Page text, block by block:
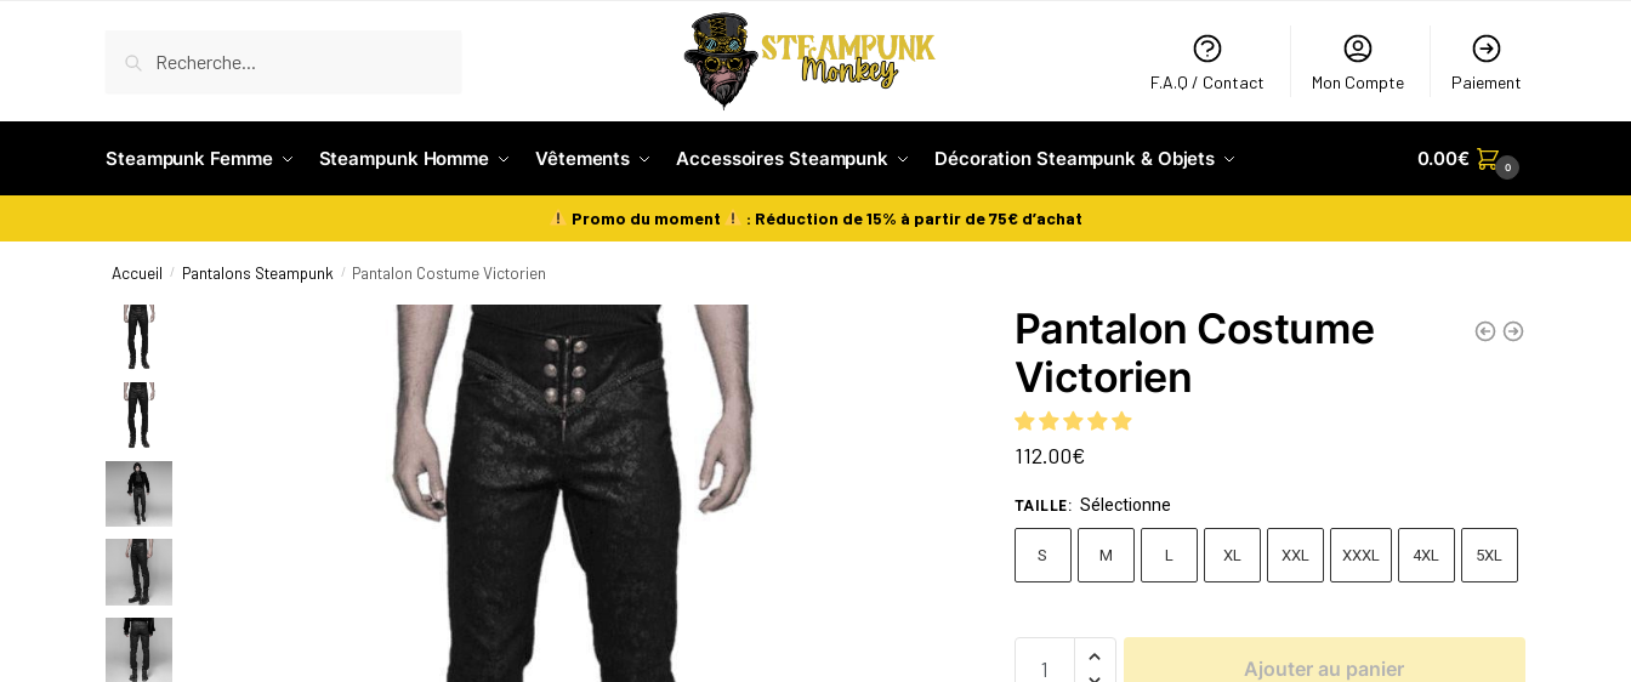
F.A.Q / Contact Mon Compte Paiement
Steampunk Femme Steampunk Homme Vêtements Accessoires Steampunk Décoration Steampunk & Objets 0.00€ 0
Promo du moment : Réduction de 15% à partir de 75€ d’achat
Accueil / Pantalons Steampunk / Pantalon Costume Victorien
Pantalon Costume
Victorien
112.00€
TAILLE: Sélectionne
S M L XL XXL XXXL 4XL 5XL
Ajouter au panier